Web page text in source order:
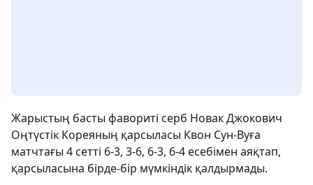
Жарыстың басты фавориті серб Новак Джокович
Оңтүстік Кореяның қарсыласы Квон Сун-Вуға
матчтағы 4 сетті 6-3, 3-6, 6-3, 6-4 есебімен аяқтап,
қарсыласына бірде-бір мүмкіндік қалдырмады.